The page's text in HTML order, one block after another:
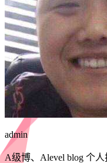
admin
A级博、Alevel blog 个